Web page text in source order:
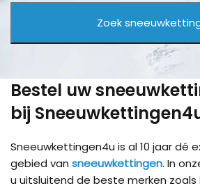
Bestel uw
bij
Sneeuwkettingen4u is al 10 jaar dé
gebied van sneeuwkettingen. In
u uitsluitend de beste merken zoals